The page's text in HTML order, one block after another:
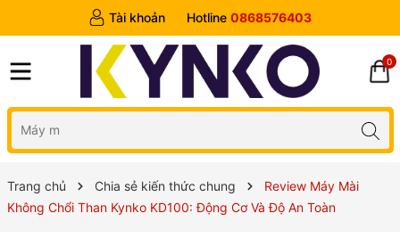
Tài khoản Hotline 0868576403
0
Trang chủ Chia sẻ kiến thức chung
Review Máy Mài
Không Chổi Than Kynko KD100: Động Cơ Và Độ An Toàn